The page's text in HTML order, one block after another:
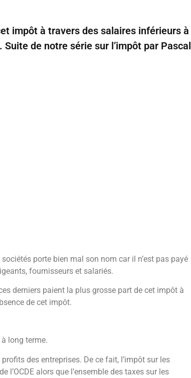
impôt à travers des salaires inférieurs à
de notre série sur l’impôt par Pascal
porte bien mal son nom car il n’est pas payé
fournisseurs et salariés.
derniers paient la plus grosse part de cet impôt à
de cet impôt.
long terme.
des entreprises. De ce fait, l’impôt sur les
l’OCDE alors que l’ensemble des taxes sur les